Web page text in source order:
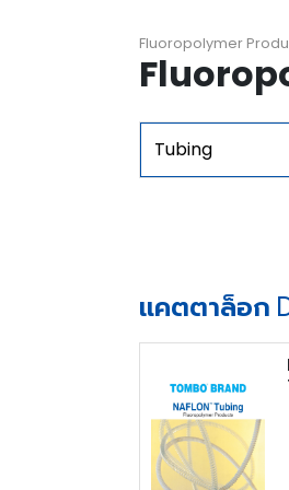
Fluoropolymer
Tubing
แคตตาล็อก